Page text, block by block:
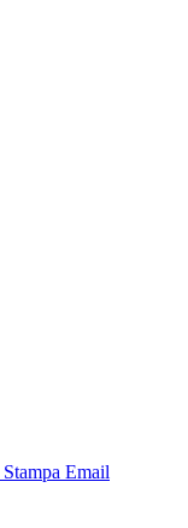
Stampa Email